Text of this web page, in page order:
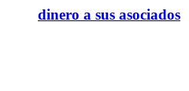
dinero a sus asociados